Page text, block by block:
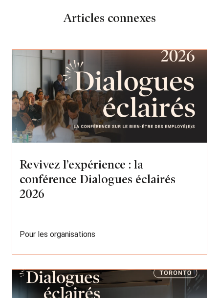
Articles connexes
Revivez l’expérience : la
conférence Dialogues éclairés
2026
Pour les organisations